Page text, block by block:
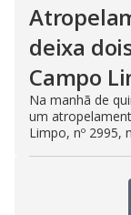
deixa
Campo
Na manhã de
um
Limpo, nº 2995,